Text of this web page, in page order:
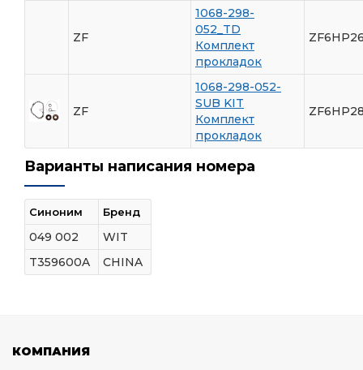
ZF
1068-298-
052_TD
Комплект
прокладок
ZF
1068-298-052-
SUB KIT
Комплект
прокладок
Варианты написания номера
Синоним Бренд
049 002
WIT
T359600A
CHINA
КОМПАНИЯ